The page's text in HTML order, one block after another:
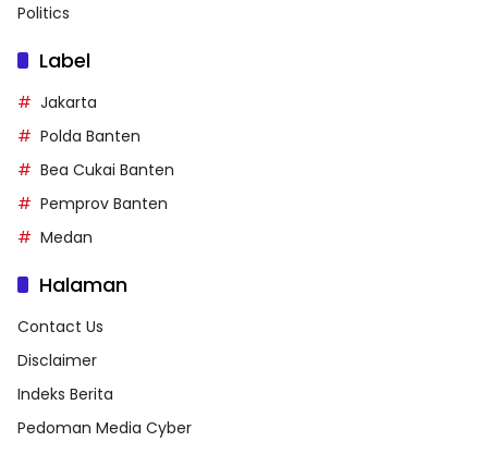
Politics
Label
Jakarta
Polda Banten
Bea Cukai Banten
Pemprov Banten
Medan
Halaman
Contact Us
Disclaimer
Indeks Berita
Pedoman Media Cyber